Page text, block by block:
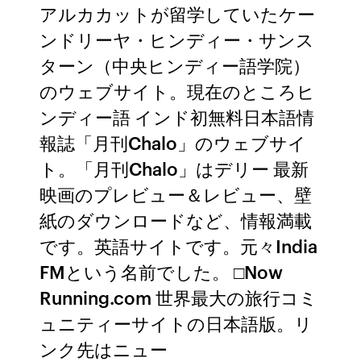
アルカカットが留学していたケー
ンドリーヤ・ヒンディー・サンス
ターン（中央ヒンディー語学院）
のウェブサイト。現在のところヒ
ンディー語 インド初無料日本語情
報誌「月刊Chalo」のウェブサイ
ト。「月刊Chalo」はデリー 最新
映画のプレビュー＆レビュー、壁
紙のダウンロードなど、情報満載
です。英語サイトです。元々India
FMという名前でした。 □Now
Running.com 世界最大の旅行コミ
ュニティーサイトの日本語版。リ
ンク先はニュー